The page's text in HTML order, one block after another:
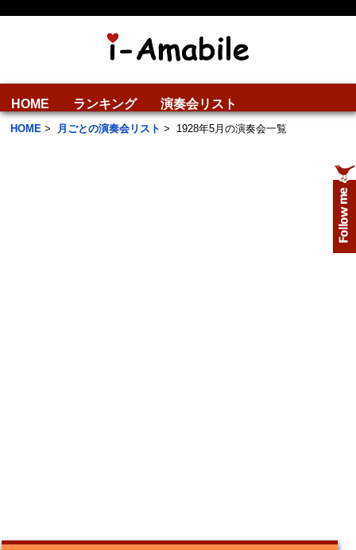
HOME ランキング 演奏会リスト
HOME > 月ごとの演奏会リスト > 1928年5月の演奏会一覧